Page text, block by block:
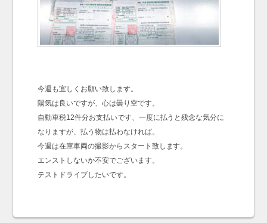
今週も宜しくお願い致します。
陽気は良いですが、心は曇り空です。
自動車税12件分お支払いです、一度に払うと残念な気分に
なりますが、払う物は払わなければ。
今週は在庫車両の撮影からスタート致します。
エンストしないか不安でございます。
テストドライブしたいです。